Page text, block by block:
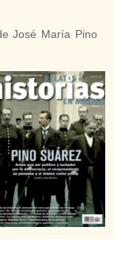
José María Pino